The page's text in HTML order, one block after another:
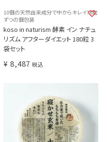
10個の天然由来成分で中からキレイ！6粒
ずつの個包装
koso in naturism 酵素 イン ナチュ
リズム アフターダイエット 180粒 3
袋セット
¥ 8,487 税込